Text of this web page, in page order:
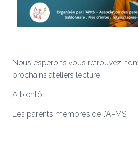
Nous espérons vous retrouvez
prochains ateliers lecture.
A bientôt
Les parents membres de l’APMS